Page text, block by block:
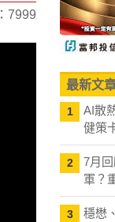
7999
最新文
1
AI散
健策
2
7月
軍？
3
穩懋